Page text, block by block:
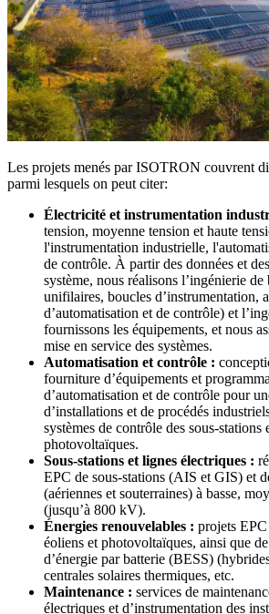
Les projets menés par ISOTRON couvrent
parmi lesquels on peut citer:
Électricité et instrumentation
tension, moyenne tension et haute
l'instrumentation industrielle,
de contrôle. À partir des données et
système, nous réalisons l’ingénierie de
unifilaires, boucles d’instrumentation,
d’automatisation et de contrôle) et
fournissons les équipements, et nous
mise en service des systèmes.
Automatisation et contrôle :
fourniture d’équipements et
d’automatisation et de contrôle pour
d’installations et de procédés
systèmes de contrôle des sous-stations
photovoltaïques.
Sous-stations et lignes électriques :
EPC de sous-stations (AIS et GIS) et
(aériennes et souterraines) à basse,
(jusqu’à 800 kV).
Énergies renouvelables : projets
éoliens et photovoltaïques, ainsi que
d’énergie par batterie (BESS)
centrales solaires thermiques, etc.
Maintenance : services de
électriques et d’instrumentation des